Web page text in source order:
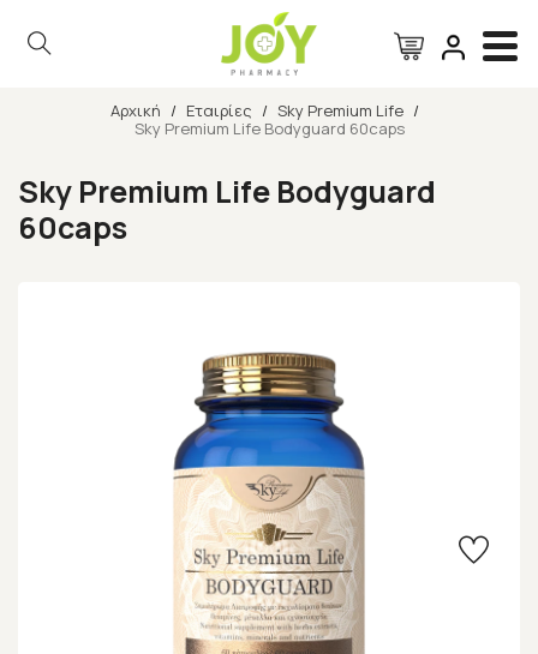
Αναζήτηση
Αρχική / Εταιρίες / Sky Premium Life /
Sky Premium Life Bodyguard 60caps
Sky Premium Life Bodyguard
60caps